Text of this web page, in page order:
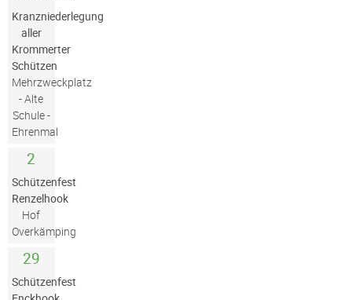
Kranzniederlegung
aller
Krommerter
Schützen
Mehrzweckplatz
- Alte
Schule -
Ehrenmal
2
Schützenfest
Renzelhook
Hof
Overkämping
29
Schützenfest